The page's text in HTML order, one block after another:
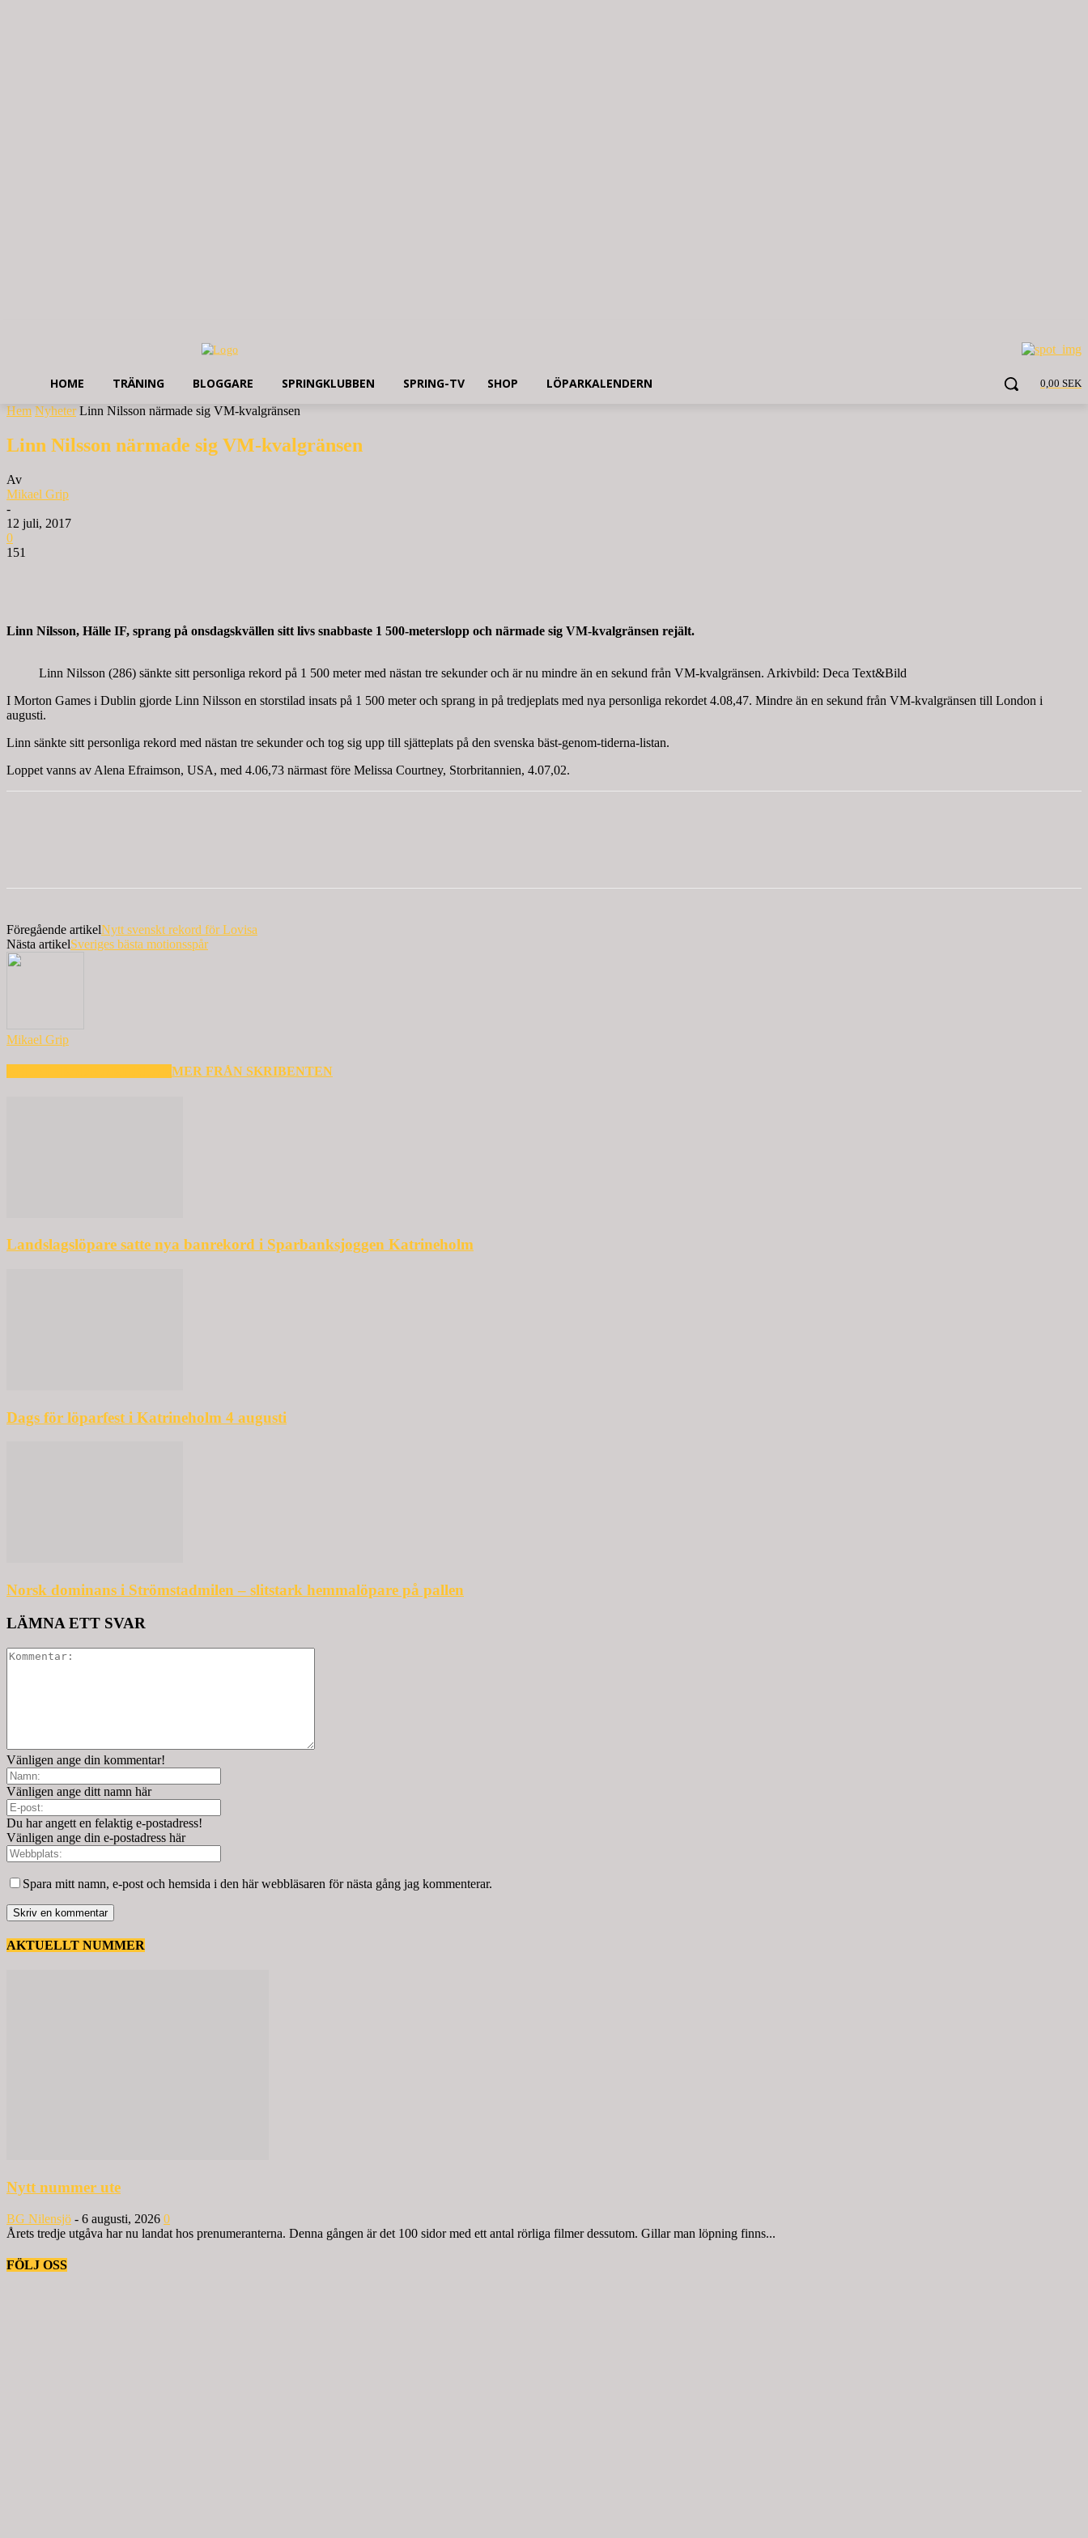
0,00 SEK
HOME TRÄNING BLOGGARE SPRINGKLUBBEN SPRING-TV SHOP LÖPARKALENDERN
Hem Nyheter Linn Nilsson närmade sig VM-kvalgränsen
Linn Nilsson närmade sig VM-kvalgränsen
Av
Mikael Grip
-
12 juli, 2017
0
151
Linn Nilsson, Hälle IF, sprang på onsdagskvällen sitt livs snabbaste 1 500-meterslopp och närmade sig VM-kvalgränsen rejält.
Linn Nilsson (286) sänkte sitt personliga rekord på 1 500 meter med nästan tre sekunder och är nu mindre än en sekund från VM-kvalgränsen. Arkivbild: Deca Text&Bild
I Morton Games i Dublin gjorde Linn Nilsson en storstilad insats på 1 500 meter och sprang in på tredjeplats med nya personliga rekordet 4.08,47. Mindre än en sekund från VM-kvalgränsen till London i
augusti.
Linn sänkte sitt personliga rekord med nästan tre sekunder och tog sig upp till sjätteplats på den svenska bäst-genom-tiderna-listan.
Loppet vanns av Alena Efraimson, USA, med 4.06,73 närmast före Melissa Courtney, Storbritannien, 4.07,02.
Föregående artikelNytt svenskt rekord för Lovisa
Nästa artikelSveriges bästa motionsspår
Mikael Grip
MER FRÅN SKRIBENTEN
Landslagslöpare satte nya banrekord i Sparbanksjoggen Katrineholm
Dags för löparfest i Katrineholm 4 augusti
Norsk dominans i Strömstadmilen – slitstark hemmalöpare på pallen
LÄMNA ETT SVAR
Vänligen ange din kommentar!
Vänligen ange ditt namn här
Du har angett en felaktig e-postadress!
Vänligen ange din e-postadress här
Spara mitt namn, e-post och hemsida i den här webbläsaren för nästa gång jag kommenterar.
AKTUELLT NUMMER
Nytt nummer ute
BG Nilensjö - 6 augusti, 2026 0
Årets tredje utgåva har nu landat hos prenumeranterna. Denna gången är det 100 sidor med ett antal rörliga filmer dessutom. Gillar man löpning finns...
FÖLJ OSS